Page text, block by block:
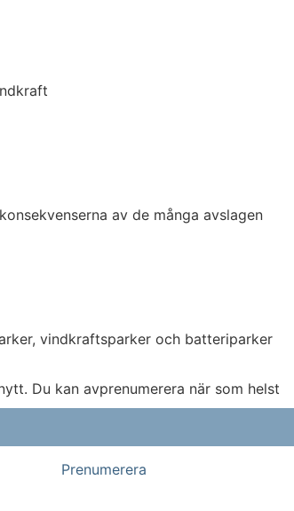
av de många avslagen
vindkraftsparker och batteriparker
Du kan avprenumerera när som helst